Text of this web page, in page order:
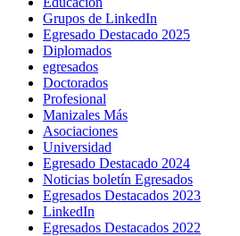
Grupos de LinkedIn
Egresado Destacado 2025
Diplomados
egresados
Doctorados
Profesional
Manizales Más
Asociaciones
Universidad
Egresado Destacado 2024
Noticias boletín Egresados
Egresados Destacados 2023
LinkedIn
Egresados Destacados 2022